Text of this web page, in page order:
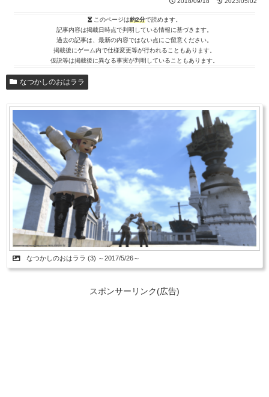
このページは約2分で読めます。
記事内容は掲載日時点で判明している情報に基づきます。
過去の記事は、最新の内容ではない点にご留意ください。
掲載後にゲーム内で仕様変更等が行われることもあります。
仮説等は掲載後に異なる事実が判明していることもあります。
なつかしのおはララ
なつかしのおはララ (3) ～2017/5/26～
スポンサーリンク(広告)